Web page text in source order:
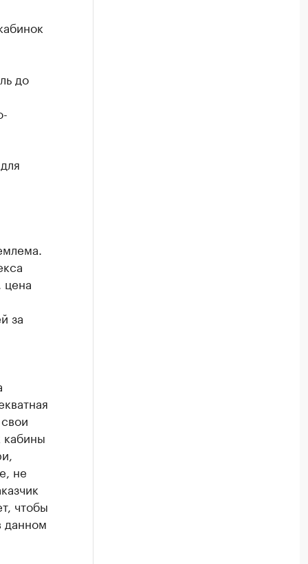
до
цена
за
кабины
не
чтобы
данном